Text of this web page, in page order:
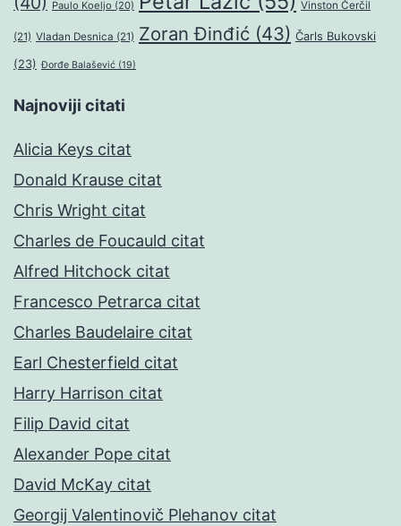
Paulo Koeljo (20) Vinston Čerčil
(21) Vladan Desnica (21) Zoran Đinđić (43) Čarls Bukovski
(23) Đorđe Balašević (19)
Najnoviji citati
Alicia Keys citat
Donald Krause citat
Chris Wright citat
Charles de Foucauld citat
Alfred Hitchock citat
Francesco Petrarca citat
Charles Baudelaire citat
Earl Chesterfield citat
Harry Harrison citat
Filip David citat
Alexander Pope citat
David McKay citat
Georgij Valentinovič Plehanov citat